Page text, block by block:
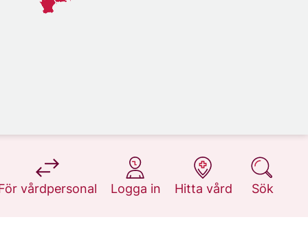
vårdpersonal
på 1177.se
Logga in
på 1177.se
Hitta vård
på 1177.se
Sök
på 1177.se